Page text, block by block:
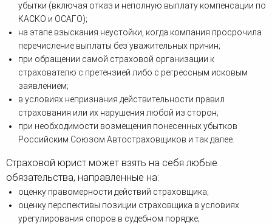
убытки (включая отказ и неполную выплату компенсации по
КАСКО и ОСАГО);
на этапе взыскания неустойки, когда компания просрочила
перечисление выплаты без уважительных причин;
при обращении самой страховой организации к
страхователю с претензией либо с регрессным исковым
заявлением;
в условиях непризнания действительности правил
страхования или их нарушения любой из сторон;
при необходимости возмещения понесенных убытков
Российским Союзом Автостраховщиков и так далее.
Страховой юрист может взять на себя любые
обязательства, направленные на:
оценку правомерности действий страховщика;
оценку перспективы позиции страховщика в условиях
урегулирования споров в судебном порядке;